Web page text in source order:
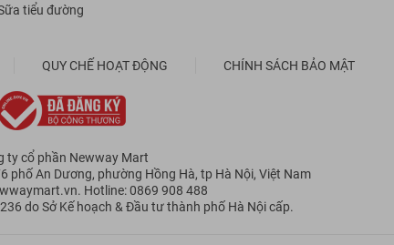
tiểu đường
QUY CHẾ HOẠT ĐỘNG CHÍNH SÁCH BẢO MẬT
ty cổ phần Newway Mart
phố An Dương, phường Hồng Hà, tp Hà Nội, Việt Nam
Hotline: 0869 908 488
do Sở Kế hoạch & Đầu tư thành phố Hà Nội cấp.